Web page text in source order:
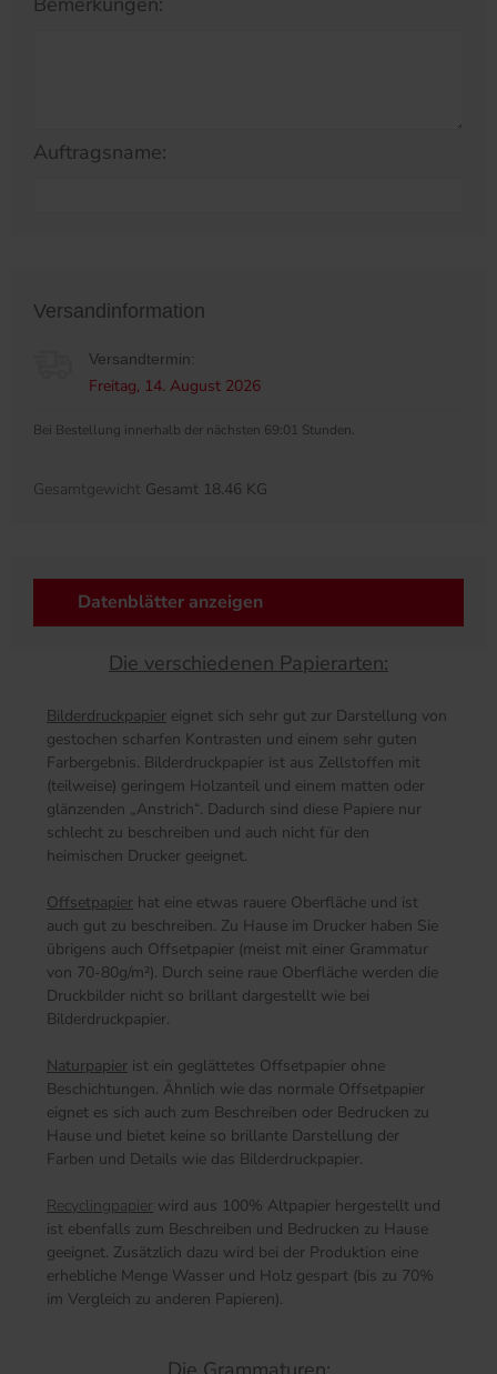
Auftragsname:
Versandinformation
Versandtermin:
Freitag, 14. August 2026
Bei Bestellung innerhalb der nächsten 69:01 Stunden.
Gesamtgewicht Gesamt 18.46 KG
Datenblätter anzeigen
Die verschiedenen Papierarten:
Bilderdruckpapier eignet sich sehr gut zur Darstellung von
gestochen scharfen Kontrasten und einem sehr guten
Farbergebnis. Bilderdruckpapier ist aus Zellstoffen mit
(teilweise) geringem Holzanteil und einem matten oder
glänzenden „Anstrich“. Dadurch sind diese Papiere nur
schlecht zu beschreiben und auch nicht für den
heimischen Drucker geeignet.
Offsetpapier hat eine etwas rauere Oberfläche und ist
auch gut zu beschreiben. Zu Hause im Drucker haben Sie
übrigens auch Offsetpapier (meist mit einer Grammatur
von 70-80g/m²). Durch seine raue Oberfläche werden die
Druckbilder nicht so brillant dargestellt wie bei
Bilderdruckpapier.
Naturpapier ist ein geglättetes Offsetpapier ohne
Beschichtungen. Ähnlich wie das normale Offsetpapier
eignet es sich auch zum Beschreiben oder Bedrucken zu
Hause und bietet keine so brillante Darstellung der
Farben und Details wie das Bilderdruckpapier.
Recyclingpapier wird aus 100% Altpapier hergestellt und
ist ebenfalls zum Beschreiben und Bedrucken zu Hause
geeignet. Zusätzlich dazu wird bei der Produktion eine
erhebliche Menge Wasser und Holz gespart (bis zu 70%
im Vergleich zu anderen Papieren).